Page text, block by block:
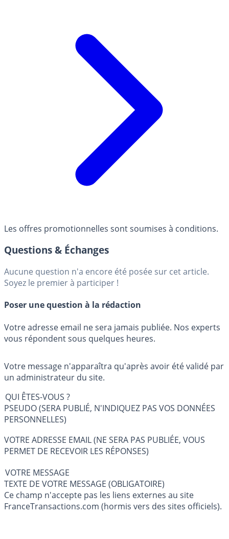
Les offres promotionnelles sont soumises à conditions.
Questions & Échanges
Aucune question n'a encore été posée sur cet article.
Soyez le premier à participer !
Poser une question à la rédaction
Votre adresse email ne sera jamais publiée. Nos experts
vous répondent sous quelques heures.
Votre message n'apparaîtra qu'après avoir été validé par
un administrateur du site.
QUI ÊTES-VOUS ?
PSEUDO (SERA PUBLIÉ, N'INDIQUEZ PAS VOS DONNÉES
PERSONNELLES)
VOTRE ADRESSE EMAIL (NE SERA PAS PUBLIÉE, VOUS
PERMET DE RECEVOIR LES RÉPONSES)
VOTRE MESSAGE
TEXTE DE VOTRE MESSAGE (OBLIGATOIRE)
Ce champ n'accepte pas les liens externes au site
FranceTransactions.com (hormis vers des sites officiels).